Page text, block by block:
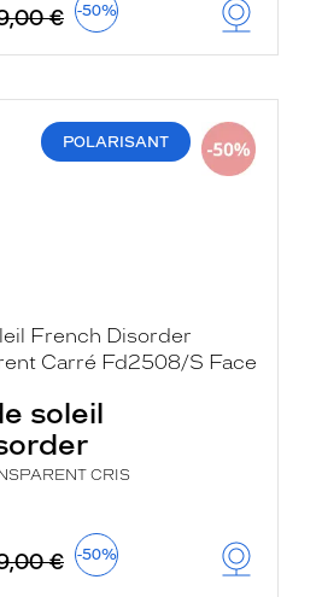
€ -50%
POLARISANT
soleil
CRIS
€ -50%